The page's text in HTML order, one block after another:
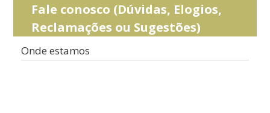
Fale conosco (Dúvidas, Elogios,
Reclamações ou Sugestões)
Onde estamos